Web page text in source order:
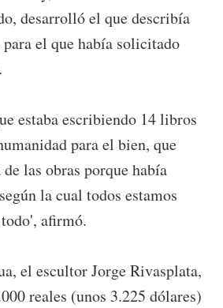
desarrolló el que describía
el que había solicitado
estaba escribiendo 14 libros
para el bien, que
las obras porque había
la cual todos estamos
afirmó.
el escultor Jorge Rivasplata,
reales (unos 3.225 dólares)